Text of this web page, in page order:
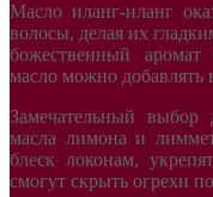
Масло иланг-иланг
волосы, делая их
божественный
масло можно добавлять
Замечательный
масла лимона и
блеск локонам,
смогут скрыть огрехи